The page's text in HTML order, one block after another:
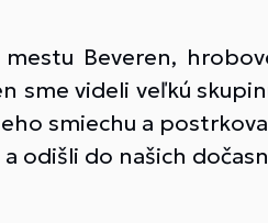
Beveren,
videli veľkú
smiechu a
odišli do našich